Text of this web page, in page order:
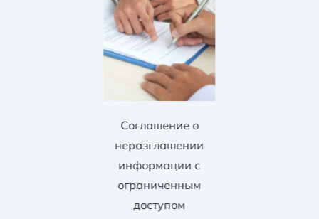
Соглашение о
неразглашении
информации с
ограниченным
доступом